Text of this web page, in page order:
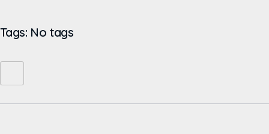
Tags: No tags